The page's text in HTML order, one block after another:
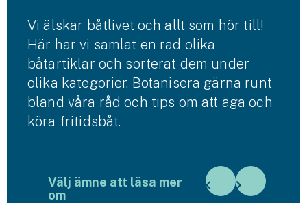
Fordon
Snöskoterförsäkring
ATV-försäkring
Släpvagnsförsäkring
Motorcykel
Vi älskar båtlivet och allt som hör till!
Här har vi samlat en rad olika
båtartiklar och sorterat dem under
olika kategorier. Botanisera gärna runt
bland våra råd och tips om att äga och
köra fritidsbåt.
Välj ämne att läsa mer
om